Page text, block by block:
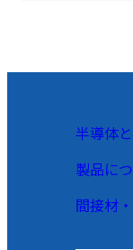
半導体
製品に
間接材